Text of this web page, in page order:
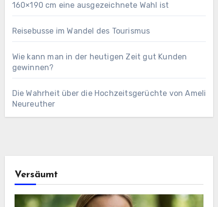
160×190 cm eine ausgezeichnete Wahl ist
Reisebusse im Wandel des Tourismus
Wie kann man in der heutigen Zeit gut Kunden
gewinnen?
Die Wahrheit über die Hochzeitsgerüchte von Ameli
Neureuther
Versäumt